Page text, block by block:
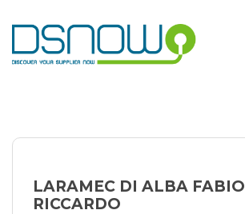
to
content
LARAMEC DI ALBA FABIO
RICCARDO